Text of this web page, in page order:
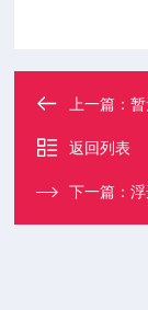
上一篇：
返回列表
下一篇：